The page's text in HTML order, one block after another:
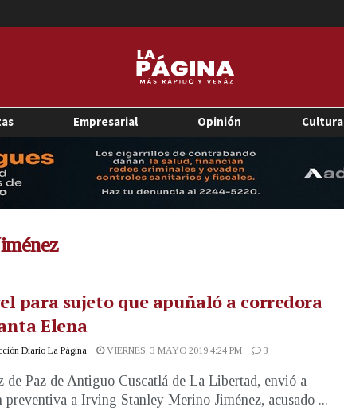
Empresarial Opinión Cultura
para sujeto que apuñaló a corredora
Elena
Diario La Página VIERNES, 3 MAYO 2019 4:24 PM 3
de Paz de Antiguo Cuscatlá de La Libertad, envió a
preventiva a Irving Stanley Merino Jiménez, acusado ...